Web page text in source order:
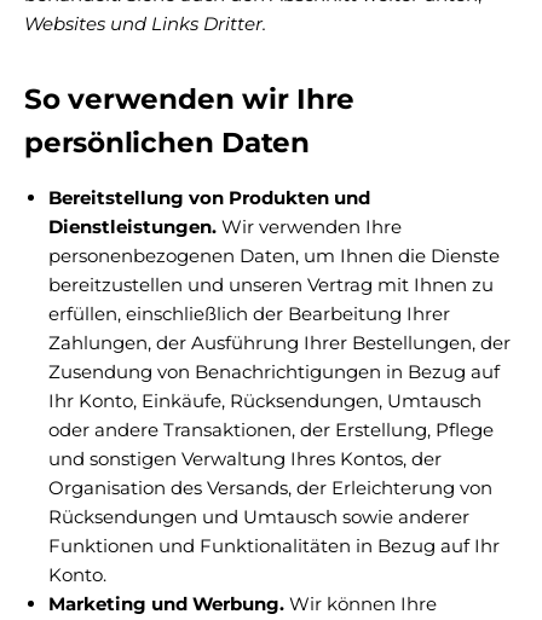
Websites und Links Dritter.
So verwenden wir Ihre
persönlichen Daten
Bereitstellung von Produkten und
Dienstleistungen. Wir verwenden Ihre
personenbezogenen Daten, um Ihnen die Dienste
bereitzustellen und unseren Vertrag mit Ihnen zu
erfüllen, einschließlich der Bearbeitung Ihrer
Zahlungen, der Ausführung Ihrer Bestellungen, der
Zusendung von Benachrichtigungen in Bezug auf
Ihr Konto, Einkäufe, Rücksendungen, Umtausch
oder andere Transaktionen, der Erstellung, Pflege
und sonstigen Verwaltung Ihres Kontos, der
Organisation des Versands, der Erleichterung von
Rücksendungen und Umtausch sowie anderer
Funktionen und Funktionalitäten in Bezug auf Ihr
Konto.
Marketing und Werbung. Wir können Ihre